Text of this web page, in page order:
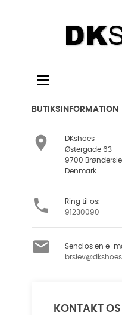
Toggle
☰
BUTIKSINFORMATION

DKshoes
Østergade 63
9700
Denmark

Ring til os:
91230090

Send os en e-
KONTAKT OS